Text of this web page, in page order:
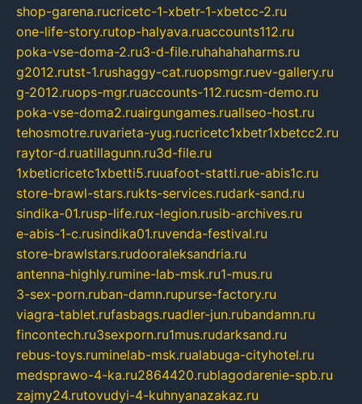
shop-garena.rucricetc-1-xbetr-1-xbetcc-2.ru
one-life-story.rutop-halyava.ruaccounts112.ru
poka-vse-doma-2.ru3-d-file.ruhahahaharms.ru
g2012.rutst-1.rushaggy-cat.ruopsmgr.ruev-gallery.ru
g-2012.ruops-mgr.ruaccounts-112.rucsm-demo.ru
poka-vse-doma2.ruairgungames.ruallseo-host.ru
tehosmotre.ruvarieta-yug.rucricetc1xbetr1xbetcc2.ru
raytor-d.ruatillagunn.ru3d-file.ru
1xbeticricetc1xbetti5.ruuafoot-statti.rue-abis1c.ru
store-brawl-stars.rukts-services.rudark-sand.ru
sindika-01.rusp-life.rux-legion.rusib-archives.ru
e-abis-1-c.rusindika01.ruvenda-festival.ru
store-brawlstars.rudooraleksandria.ru
antenna-highly.rumine-lab-msk.ru1-mus.ru
3-sex-porn.ruban-damn.rupurse-factory.ru
viagra-tablet.rufasbags.ruadler-jun.rubandamn.ru
fincontech.ru3sexporn.ru1mus.rudarksand.ru
rebus-toys.ruminelab-msk.rualabuga-cityhotel.ru
medsprawo-4-ka.ru2864420.rublagodarenie-spb.ru
zajmy24.rutovudyi-4-kuhnyanazakaz.ru